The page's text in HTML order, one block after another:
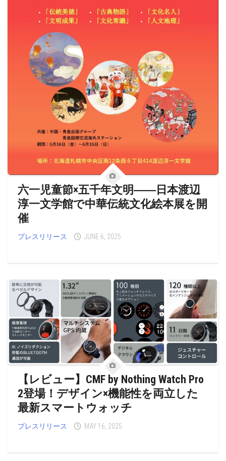
六一児童節×五千年文明――日本渡辺
淳一文学館で中華伝統文化絵本展を開
催
プレスリリース JUNE 6, 2025
【レビュー】CMF by Nothing Watch Pro
2登場！デザイン×機能性を両立した
最新スマートウォッチ
プレスリリース MAY 16, 2025